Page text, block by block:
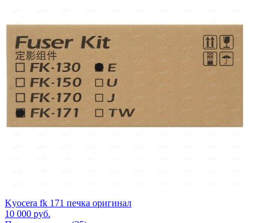
Kyocera fk 171 печка оригинал
10 000 руб.